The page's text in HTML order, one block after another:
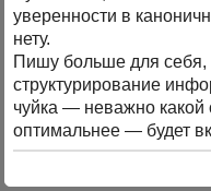
уверенности в
нету.
Пишу больше для себя,
структурирование
чуйка — неважно какой
оптимальнее — будет